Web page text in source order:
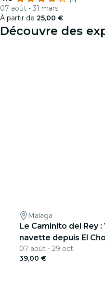
07 août - 31 mars
À partir de 25,00 €
Découvre des
Malaga
Le Caminito del Rey
navette depuis El
07 août - 29 oct.
39,00 €